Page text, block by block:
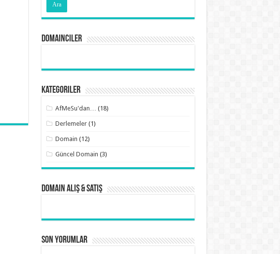
Domainciler
Kategoriler
AfMeSu'dan… (18)
Derlemeler (1)
Domain (12)
Güncel Domain (3)
Domain Alış & Satış
Son Yorumlar